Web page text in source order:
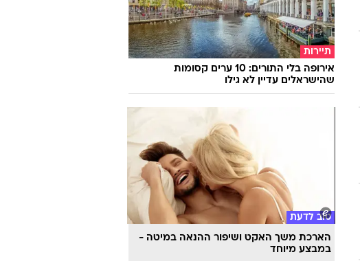
תיירות
אירופה בלי התורים: 10 ערים קסומות
שהישראלים עדיין לא גילו
טוב לדעת
הארכת משך האקט ושיפור ההנאה במיטה -
במבצע מיוחד